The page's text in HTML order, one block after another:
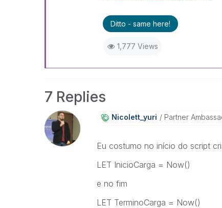
Ditto - same here!
1,777 Views
7 Replies
Nicolett_yuri Partner
Eu costumo no início do script
LET InicioCarga = Now()
e no fim
LET TerminoCarga = Now()